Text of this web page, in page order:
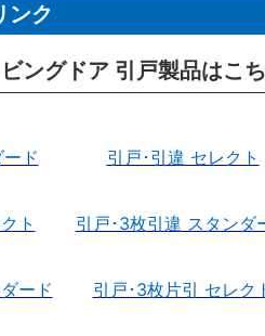
ンク
ングドア 引戸製品はこ
ド 引戸･引違 セレクト
ト 引戸･3枚引違 スタンダ
ード 引戸･3枚片引 セレク